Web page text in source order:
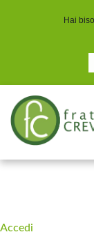
Hai
Accedi